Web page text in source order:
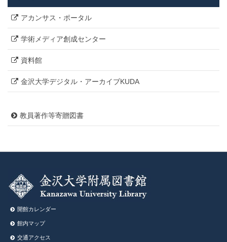
アカンサス・ポータル
学術メディア創成センター
資料館
金沢大学デジタル・アーカイブKUDA
教員著作等寄贈図書
開館カレンダー
館内マップ
交通アクセス